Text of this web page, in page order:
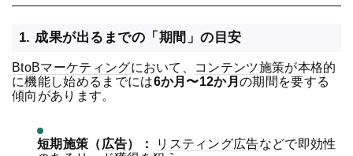
1. 成果が出るまでの「期間」の目安
BtoBマーケティングにおいて、 コンテンツ施策が本格的
に機能し始めるまでには6か月〜12か月の期間を要する
傾向があります。
短期施策（広告）： リスティング広告などで即効性